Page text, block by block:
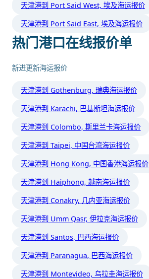
天津港到 Port Said West, 埃及海运报价
天津港到 Port Said East, 埃及海运报价
热门港口在线报价单
新进更新海运报价
天津港到 Gothenburg, 瑞典海运报价
天津港到 Karachi, 巴基斯坦海运报价
天津港到 Colombo, 斯里兰卡海运报价
天津港到 Taipei, 中国台湾海运报价
天津港到 Hong Kong, 中国香港海运报价
天津港到 Haiphong, 越南海运报价
天津港到 Conakry, 几内亚海运报价
天津港到 Umm Qasr, 伊拉克海运报价
天津港到 Santos, 巴西海运报价
天津港到 Paranagua, 巴西海运报价
天津港到 Montevideo, 乌拉圭海运报价